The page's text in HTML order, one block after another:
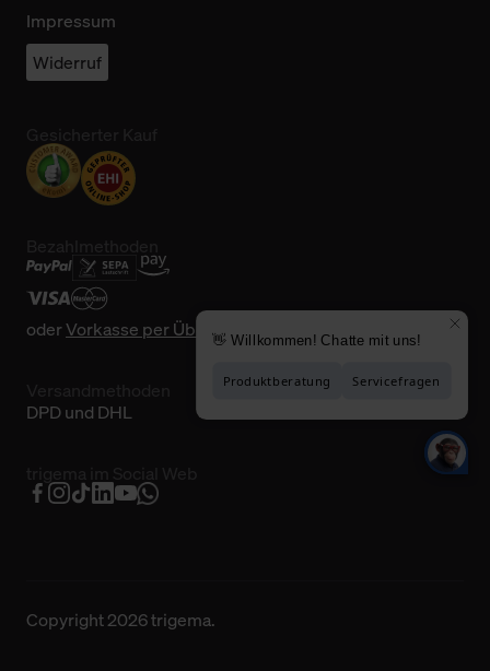
Impressum
Widerruf
oderVorkasse per Überweisung
DPD und DHL
Copyright 2026 trigema.